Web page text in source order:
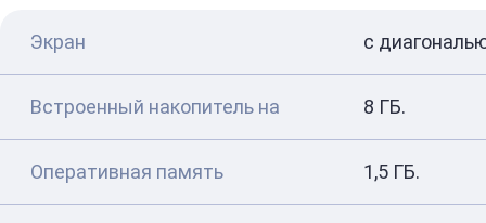
Экран с
Встроенный накопитель на 8 ГБ.
Оперативная память 1,5 ГБ.